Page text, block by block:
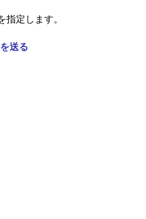
指定します。
送る